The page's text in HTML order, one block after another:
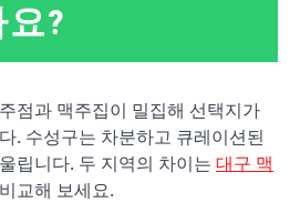
?
점과 맥주집이 밀집해 선택지가
. 수성구는 차분하고 큐레이션된
립니다. 두 지역의 차이는 대구 맥
교해 보세요.